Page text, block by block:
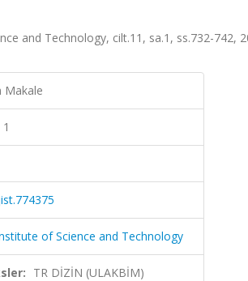
and Technology, cilt.11, sa.1, ss.732-742,
Makale
1
of Science and Technology
TR DİZİN (ULAKBİM)